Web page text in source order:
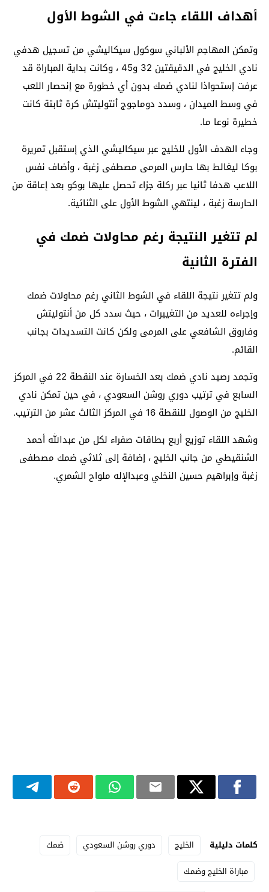
أهداف اللقاء جاءت في الشوط الأول
وتمكن المهاجم الألباني سوكول سيكاليشي من تسجيل هدفي
نادي الخليج في الدقيقتين 32 و45 ، وكانت بداية المباراة قد
عرفت إستحواذا لنادي ضمك بدون أي خطورة مع إنحصار اللعب
في وسط الميدان ، وسدد دوماجوج أنتوليتش كرة ثابتة كانت
خطيرة نوعا ما.
وجاء الهدف الأول للخليج عبر سيكاليشي الذي إستقبل تمريرة
بوكا ليغالط بها حارس المرمى مصطفى زغبة ، وأضاف نفس
اللاعب هدفا ثانيا عبر ركلة جزاء تحصل عليها بوكو بعد إعاقة من
الحارسة زغبة ، لينتهي الشوط الأول على الثنائية.
لم تتغير النتيجة رغم محاولات ضمك في
الفترة الثانية
ولم تتغير نتيجة اللقاء في الشوط الثاني رغم محاولات ضمك
وإجراءه للعديد من التغييرات ، حيث سدد كل من أنتوليتش
وفاروق الشافعي على المرمى ولكن كانت التسديدات بجانب
القائم.
وتجمد رصيد نادي ضمك بعد الخسارة عند النقطة 22 في المركز
السابع في ترتيب دوري روشن السعودي ، في حين تمكن نادي
الخليج من الوصول للنقطة 16 في المركز الثالث عشر من الترتيب.
وشهد اللقاء توزيع أربع بطاقات صفراء لكل من عبدالله أحمد
الشنقيطي من جانب الخليج ، إضافة إلى ثلاثي ضمك مصطفى
زغبة وإبراهيم حسين النخلي وعبدالإله ملواح الشمري.
كلمات دليلية الخليج دوري روشن السعودي
ضمك
مباراة الخليج وضمك